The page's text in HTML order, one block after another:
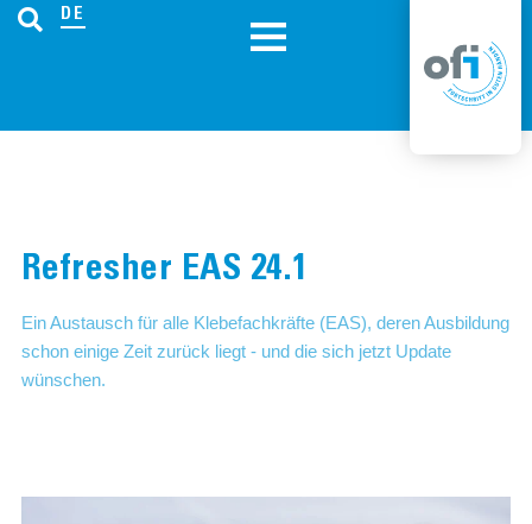
DE
Refresher EAS 24.1
Ein Austausch für alle Klebefachkräfte (EAS), deren Ausbildung
schon einige Zeit zurück liegt - und die sich jetzt Update
wünschen.